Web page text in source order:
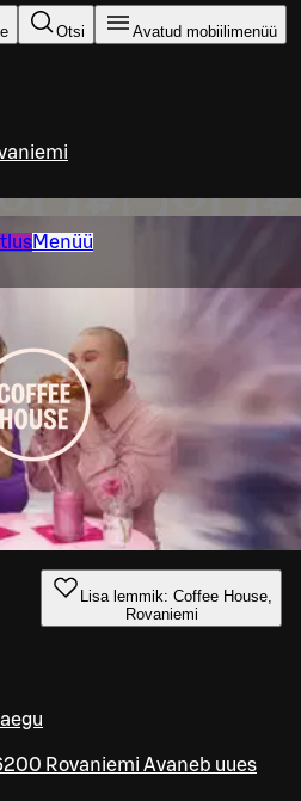
Otsi Avatud mobiilimenüü
Menüü
Lisa lemmik: Coffee House,
Rovaniemi
Rovaniemi Avaneb uues